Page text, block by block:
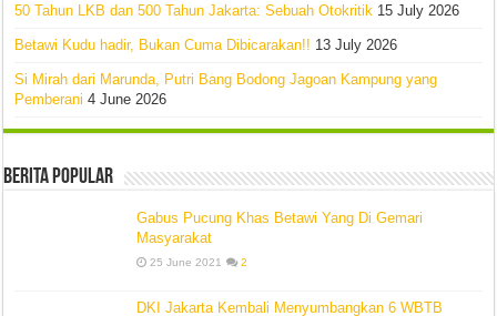
50 Tahun LKB dan 500 Tahun Jakarta: Sebuah Otokritik 15 July 2026
Betawi Kudu hadir, Bukan Cuma Dibicarakan!! 13 July 2026
Si Mirah dari Marunda, Putri Bang Bodong Jagoan Kampung yang
Pemberani 4 June 2026
Berita Popular
Gabus Pucung Khas Betawi Yang Di Gemari
Masyarakat
25 June 2021 2
DKI Jakarta Kembali Menyumbangkan 6 WBTB